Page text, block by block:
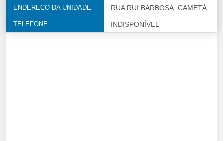
ENDEREÇO DA UNIDADE RUA RUI BARBOSA, CAMETÁ
TELEFONE INDISPONÍVEL